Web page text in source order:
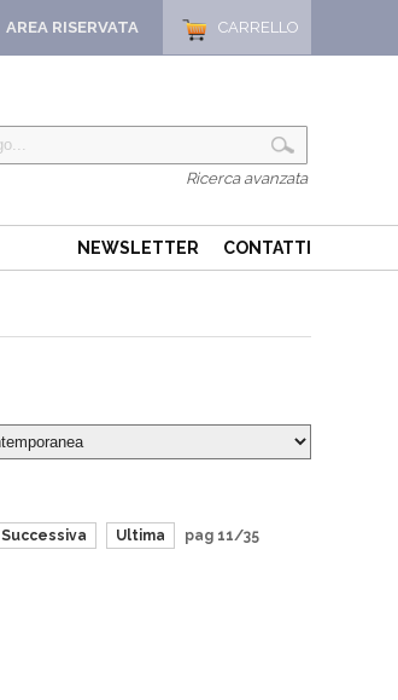
CARRELLO
AREA RISERVATA
Ricerca avanzata
NEWSLETTER CONTATTI
Successiva Ultima pag 11/35